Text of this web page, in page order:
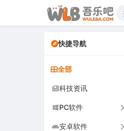
快捷导航
全部
科技资讯
PC软件
办公软件
安卓软件